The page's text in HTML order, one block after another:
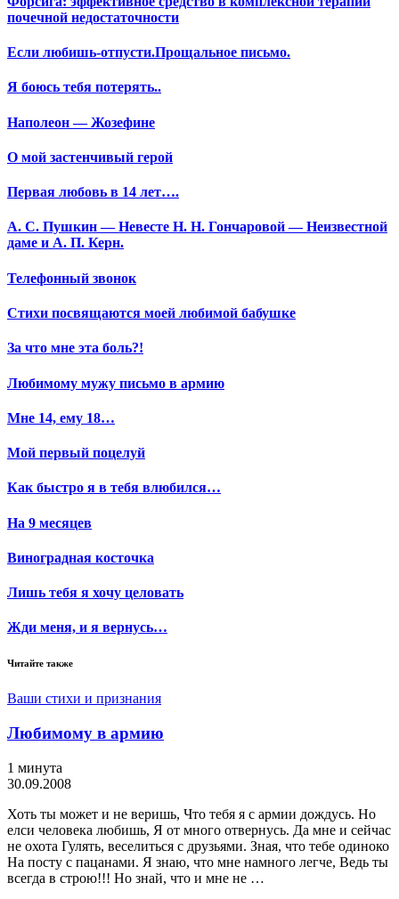
почечной недостаточности
Если любишь-отпусти.Прощальное письмо.
Я боюсь тебя потерять..
Наполеон — Жозефине
О мой застенчивый герой
Первая любовь в 14 лет….
А. С. Пушкин — Невесте Н. Н. Гончаровой — Неизвестной
даме и А. П. Керн.
Телефонный звонок
Стихи посвящаются моей любимой бабушке
За что мне эта боль?!
Любимому мужу письмо в армию
Мне 14, ему 18…
Мой первый поцелуй
Как быстро я в тебя влюбился…
На 9 месяцев
Виноградная косточка
Лишь тебя я хочу целовать
Жди меня, и я вернусь…
Читайте также
Ваши стихи и признания
Любимому в армию
1 минута
30.09.2008
Хоть ты может и не веришь, Что тебя я с армии дождусь. Но
елси человека любишь, Я от много отвернусь. Да мне и сейчас
не охота Гулять, веселиться с друзьями. Зная, что тебе одиноко
На посту с пацанами. Я знаю, что мне намного легче, Ведь ты
всегда в строю!!! Но знай, что и мне не …